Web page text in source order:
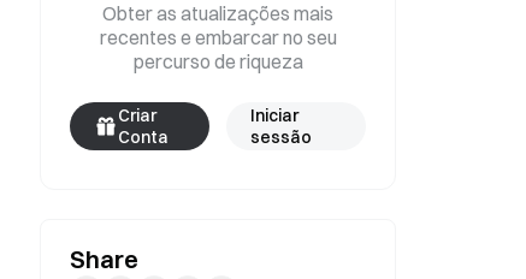
Obter as atualizações mais
recentes e embarcar no seu
percurso de riqueza
Criar
Conta
Iniciar
sessão
Share